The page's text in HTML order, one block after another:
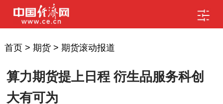
首页> 期货> 期货滚动报道
算力期货提上日程 衍生品服务科创
大有可为